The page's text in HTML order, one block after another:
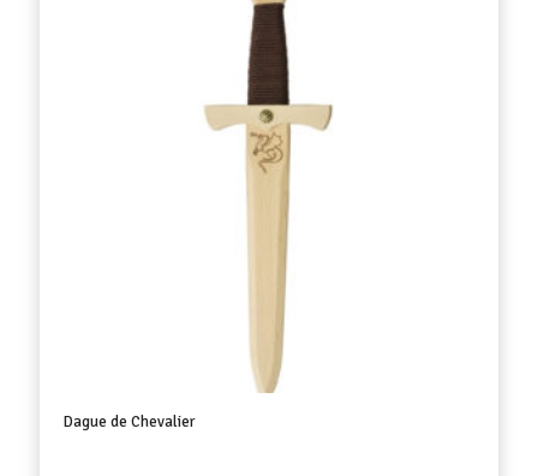
Dague de Chevalier